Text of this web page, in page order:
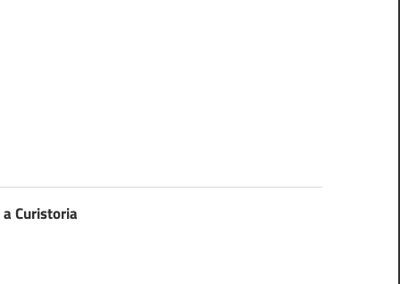
Curistoria